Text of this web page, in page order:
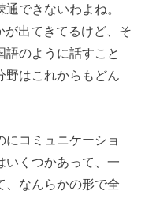
できないわよね。
が出てきてるけど、そ
語のように話すこと
野はこれからもどん
にコミュニケーショ
いくつかあって、一
、なんらかの形で全